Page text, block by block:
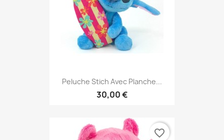
Peluche Stich Avec Planche...
30,00 €
favorite_border